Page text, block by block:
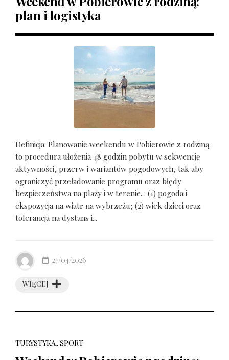
plan i logistyka
Definicja: Planowanie weekendu w Pobierowie z rodziną
to procedura ułożenia 48 godzin pobytu w sekwencję
aktywności, przerw i wariantów pogodowych, tak aby
ograniczyć przeładowanie programu oraz błędy
bezpieczeństwa na plaży i w terenie. : (1) pogoda i
ekspozycja na wiatr na wybrzeżu; (2) wiek dzieci oraz
tolerancja na dystans i...
WIĘCEJ
27/04/2026
TURYSTYKA, SPORT